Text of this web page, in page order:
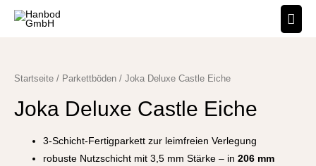
Startseite / Parkettböden / Joka Deluxe Castle Eiche
Joka Deluxe Castle Eiche
3-Schicht-Fertigparkett zur leimfreien Verlegung
robuste Nutzschicht mit 3,5 mm Stärke – in206 mm